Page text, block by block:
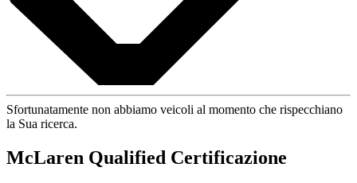
Sfortunatamente non abbiamo veicoli al momento che rispecchiano
la Sua ricerca.
McLaren Qualified Certificazione